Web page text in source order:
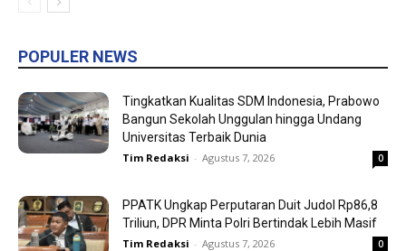
POPULER NEWS
Tingkatkan Kualitas SDM Indonesia, Prabowo
Bangun Sekolah Unggulan hingga Undang
Universitas Terbaik Dunia
Tim Redaksi - Agustus 7, 2026 0
PPATK Ungkap Perputaran Duit Judol Rp86,8
Triliun, DPR Minta Polri Bertindak Lebih Masif
Tim Redaksi - Agustus 7, 2026 0